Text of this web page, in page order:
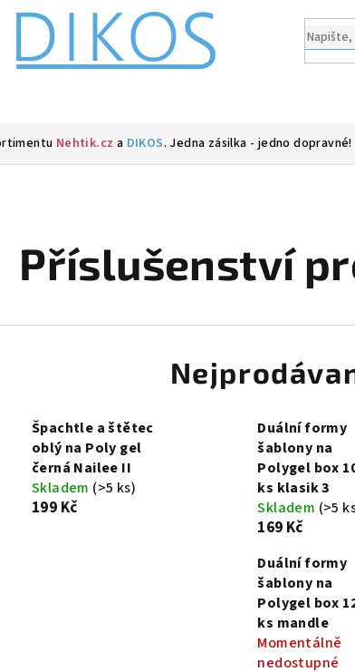
Nehtik.cz a DIKOS. Jedna zásilka - jedno dopravné!
Příslušenství
Špachtle a štětec
oblý na Poly gel
černá Nailee II
Skladem (>5 ks)
199 Kč
Duální formy
šablony na
Polygel box
ks klasik 3
Skladem (>5
169 Kč
Duální formy
šablony na
Polygel box
ks mandle
Momentálně
nedostupné